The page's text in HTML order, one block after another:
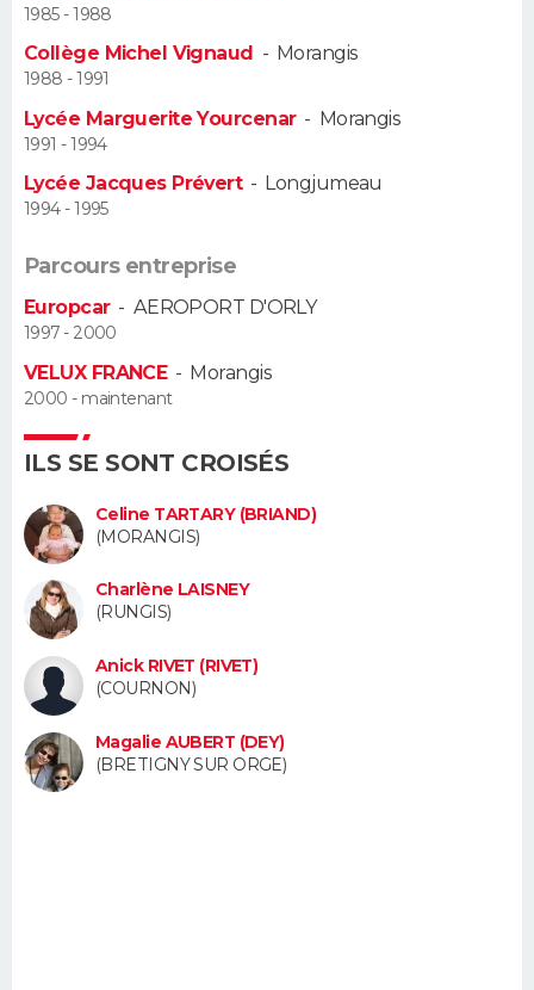
Alimentation
Guide de la santé
Maladies
Médicaments
Sommeil
VOYAGE
PHOTO
CARTE DE VOEUX
Carte de Noël
Carte Bonne année
Carte Saint-Valentin
Carte Pâques
Carte d'anniversaire
DICTIONNAIRE
Dictionnaire
Biographies
Citations
Expressions
Proverbes
PROGRAMME TV
COPAINS D'AVANT
FORUM
Bricolage
Lifestyle
Culture
Sport
Auto
Television
Voyage
Cinema
1985 - 1988
Collège Michel Vignaud - Morangis
1988 - 1991
Lycée Marguerite Yourcenar- Morangis
1991 - 1994
Lycée Jacques Prévert- Longjumeau
1994 - 1995
Parcours entreprise
Europcar- AEROPORT D'ORLY
1997 - 2000
VELUX FRANCE- Morangis
2000 - maintenant
ILS SE SONT CROISÉS
Celine TARTARY (BRIAND)
(MORANGIS)
Charlène LAISNEY
(RUNGIS)
Anick RIVET (RIVET)
(COURNON)
Magalie AUBERT (DEY)
(BRETIGNY SUR ORGE)